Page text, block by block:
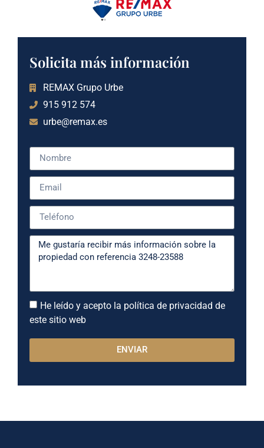
Solicita más información
REMAX Grupo Urbe
915 912 574
urbe@remax.es
He leído y acepto la política de privacidad de
este sitio web
ENVIAR